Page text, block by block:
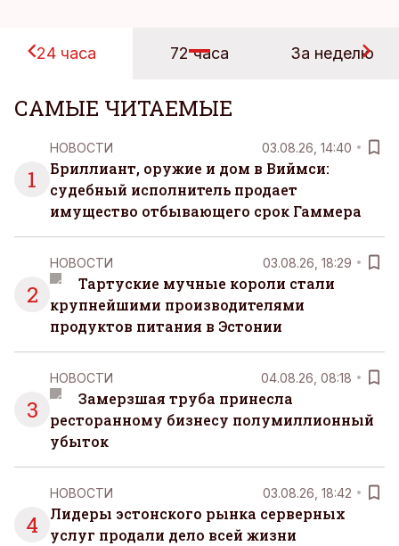
24 часа 72 часа За неделю
САМЫЕ ЧИТАЕМЫЕ
1
НОВОСТИ 03.08.26, 14:40
Бриллиант, оружие и дом в Виймси:
судебный исполнитель продает
имущество отбывающего срок Гаммера
2
НОВОСТИ 03.08.26, 18:29
Тартуские мучные короли стали
крупнейшими производителями
продуктов питания в Эстонии
3
НОВОСТИ 04.08.26, 08:18
Замерзшая труба принесла
ресторанному бизнесу полумиллионный
убыток
4
НОВОСТИ 03.08.26, 18:42
Лидеры эстонского рынка серверных
услуг продали дело всей жизни